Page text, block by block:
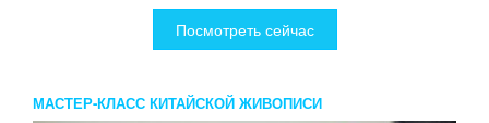
Посмотреть сейчас
МАСТЕР-КЛАСС КИТАЙСКОЙ ЖИВОПИСИ